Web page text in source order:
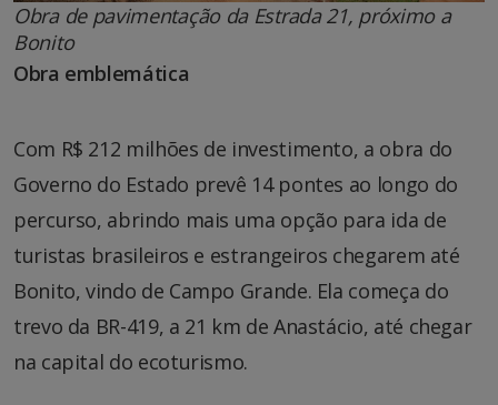
Obra de pavimentação da Estrada 21, próximo a
Bonito
Obra emblemática
Com R$ 212 milhões de investimento, a obra do
Governo do Estado prevê 14 pontes ao longo do
percurso, abrindo mais uma opção para ida de
turistas brasileiros e estrangeiros chegarem até
Bonito, vindo de Campo Grande. Ela começa do
trevo da BR-419, a 21 km de Anastácio, até chegar
na capital do ecoturismo.